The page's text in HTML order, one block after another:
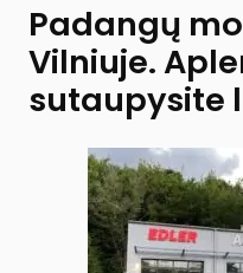
Padangų
Vilniuje.
sutaupysite